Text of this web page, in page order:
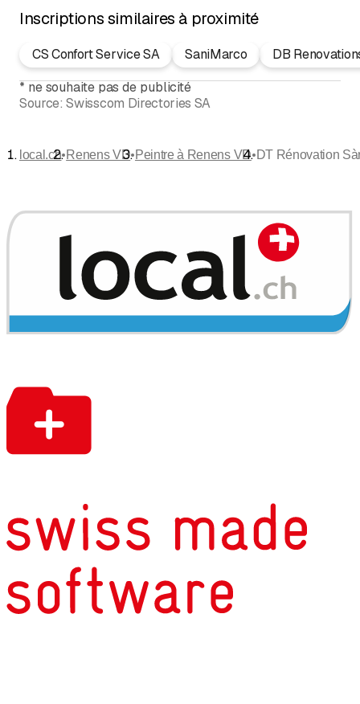
Inscriptions similaires à proximité
CS Confort Service SA SaniMarco
DB
* ne souhaite pas de publicité
Source: Swisscom Directories SA
local.ch•Renens VD•Peintre à Renens VD•DT Rénovation